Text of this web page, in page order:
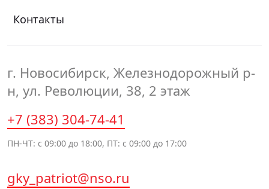
Контакты
г. Новосибирск, Железнодорожный р-
н, ул. Революции, 38, 2 этаж
+7 (383) 304-74-41
ПН-ЧТ: с 09:00 до 18:00, ПТ: с 09:00 до 17:00
gky_patriot@nso.ru